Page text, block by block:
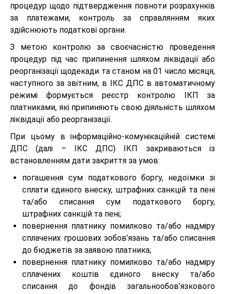
процедур щодо підтвердження повноти розрахунків
за платежами, контроль за справлянням яких
здійснюють податкові органи.
З метою контролю за своєчасністю проведення
процедур під час припинення шляхом ліквідації або
реорганізації щодекади та станом на 01 число місяця,
наступного за звітним, в ІКС ДПС в автоматичному
режимі формується реєстр контролю ІКП за
платниками, які припиняють свою діяльність шляхом
ліквідації або реорганізації.
При цьому в інформаційно-комунікаційній системі
ДПС (далі – ІКС ДПС) ІКП закриваються із
встановленням дати закриття за умов:
погашення сум податкового боргу, недоїмки зі
сплати єдиного внеску, штрафних санкцій та пені
та/або списання сум податкового боргу,
штрафних санкцій та пені;
повернення платнику помилково та/або надміру
сплачених грошових зобов’язань та/або списання
до бюджетів за заявою платника;
повернення платнику помилково та/або надміру
сплачених коштів єдиного внеску та/або
списання до фондів загальнообов’язкового